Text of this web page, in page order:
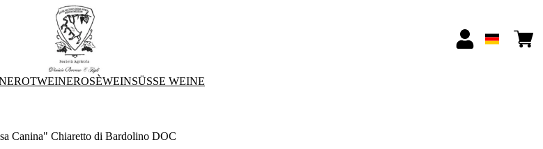
ROTWEINEROSÈWEINSÜSSE WEINE
Canina" Chiaretto di Bardolino DOC